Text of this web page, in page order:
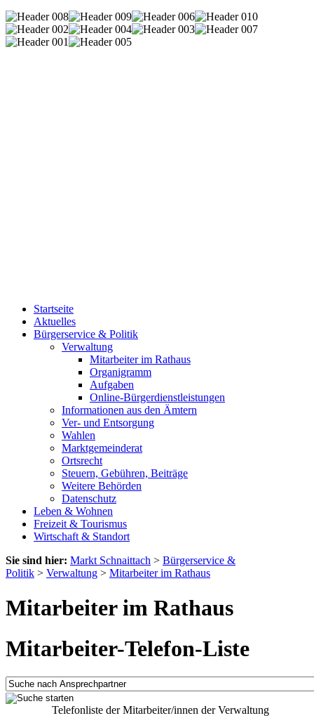
Startseite
Aktuelles
Bürgerservice & Politik
Verwaltung
Mitarbeiter im Rathaus
Organigramm
Aufgaben
Online-Bürgerdienstleistungen
Informationen aus den Ämtern
Ver- und Entsorgung
Wahlen
Marktgemeinderat
Ortsrecht
Steuern, Gebühren, Beiträge
Weitere Behörden
Datenschutz
Leben & Wohnen
Freizeit & Tourismus
Wirtschaft & Standort
Sie sind hier: Markt Schnaittach > Bürgerservice &
Politik > Verwaltung > Mitarbeiter im Rathaus
Mitarbeiter im Rathaus
Mitarbeiter-Telefon-Liste
Telefonliste der Mitarbeiter/innen der Verwaltung